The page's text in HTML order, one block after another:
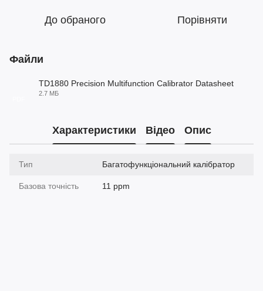
До обраного Порівняти
Файли
TD1880 Precision Multifunction Calibrator Datasheet
2.7 МБ
Характеристики Відео Опис
Тип Багатофункціональний калібратор
Базова точність 11 ppm